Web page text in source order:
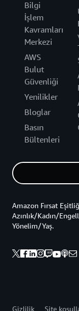
Bilgi
İşlem
Kavramları
Merkezi
AWS
Bulut
Güvenliği
Yenilikler
Bloglar
Basın
Bültenleri
Amazon Fırsat
Azınlık/Kadın/
Yönelim/Yaş.
Gizlilik Site